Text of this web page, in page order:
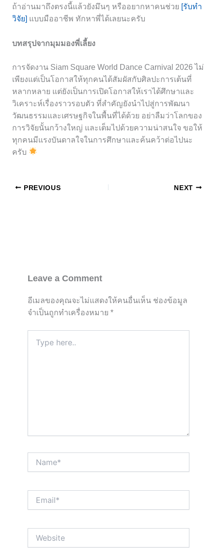
ถ้าอ่านมาถึงตรงนี้แล้วยังมึนๆ หรืออยากหาคนช่วย [รับทำ
วิจัย] แบบมืออาชีพ ทักหาพี่ได้เลยนะครับ
บทสรุปจากมุมมองพี่เลี้ยง
การจัดงาน Siam Square World Dance Carnival 2026 ไม่
เพียงแต่เป็นโอกาสให้ทุกคนได้สัมผัสกับศิลปะการเต้นที่
หลากหลาย แต่ยังเป็นการเปิดโอกาสให้เราได้ศึกษาและ
วิเคราะห์เรื่องราวรอบตัว ที่สำคัญยังนำไปสู่การพัฒนา
วัฒนธรรมและเศรษฐกิจในพื้นที่ได้ด้วย อย่าลืมว่าโลกของ
การวิจัยนั้นกว้างใหญ่ และเต็มไปด้วยความน่าสนใจ ขอให้
ทุกคนมีแรงบันดาลใจในการศึกษาและค้นคว้าต่อไปนะ
ครับ
PREVIOUS NEXT
Leave a Comment
อีเมลของคุณจะไม่แสดงให้คนอื่นเห็น ช่องข้อมูล
จำเป็นถูกทำเครื่องหมาย *
here..